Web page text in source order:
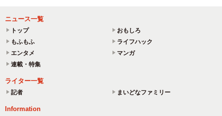
ニュース一覧
トップ
おもしろ
もふもふ
ライフハック
エンタメ
マンガ
連載・特集
ライター一覧
記者 まいどなファミリー
Information